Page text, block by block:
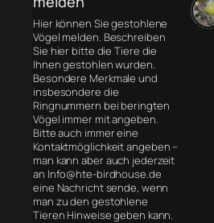
Hier können Sie gestohlene
Vögel melden. Beschreiben
Sie hier bitte die Tiere die
Ihnen gestohlen wurden.
Besondere Merkmale und
insbesondere die
Ringnummern bei beringten
Vögel immer mit angeben.
Bitte auch immer eine
Kontaktmöglichkeit angeben –
man kann aber auch jederzeit
an Info@hte-birdhouse.de
eine Nachricht sende, wenn
man zu den gestohlene
Tieren Hinweise geben kann.